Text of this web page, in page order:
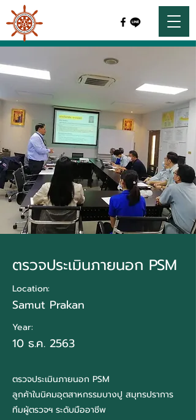
ตรวจประเมินภายนอก PSM
Location:
Samut Prakan
Year:
10 ธ.ค. 2563
ตรวจประเมินภายนอก PSM
ลูกค้าในนิคมอุตสาหกรรมบางปู สมุทรปราการ
ทีมผู้ตรวจฯ ระดับมืออาชีพ